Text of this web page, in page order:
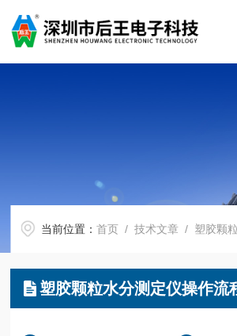
当前位置：首页 /技术文章 / 塑胶颗粒
塑胶颗粒水分测定仪操作流